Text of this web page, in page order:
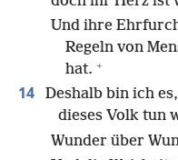
Und ihre
Regeln von
hat. +
14
Deshalb bin ich
dieses Volk tun
Wunder über